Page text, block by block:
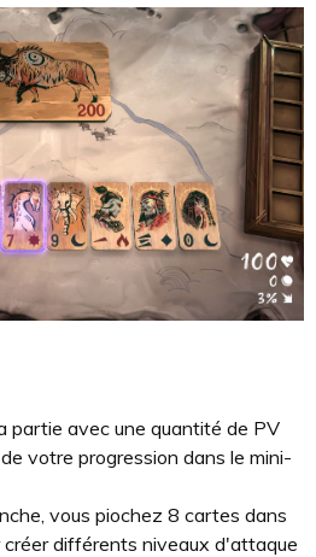
partie avec une quantité de PV
votre progression dans le mini-
vous piochez 8 cartes dans
créer différents niveaux d'attaque